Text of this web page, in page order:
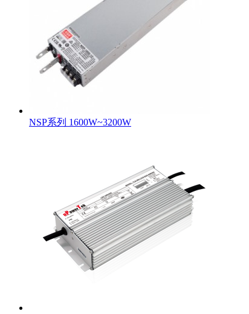
NSP系列 1600W~3200W